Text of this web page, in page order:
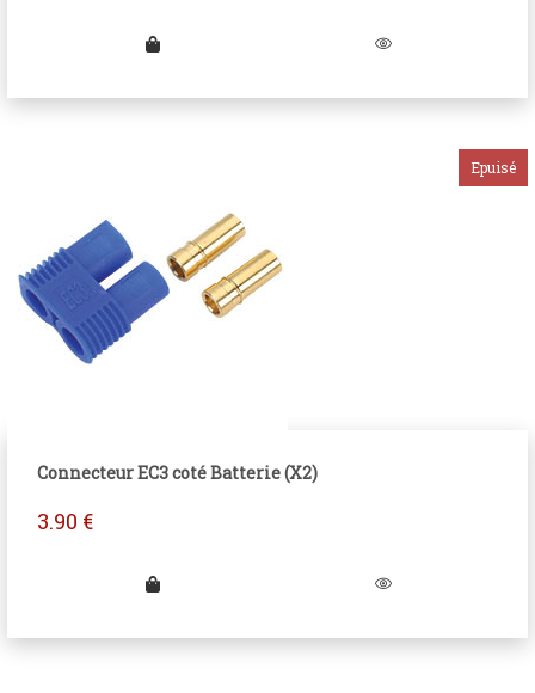
Connecteur EC3 coté Batterie (X2)
3.90 €